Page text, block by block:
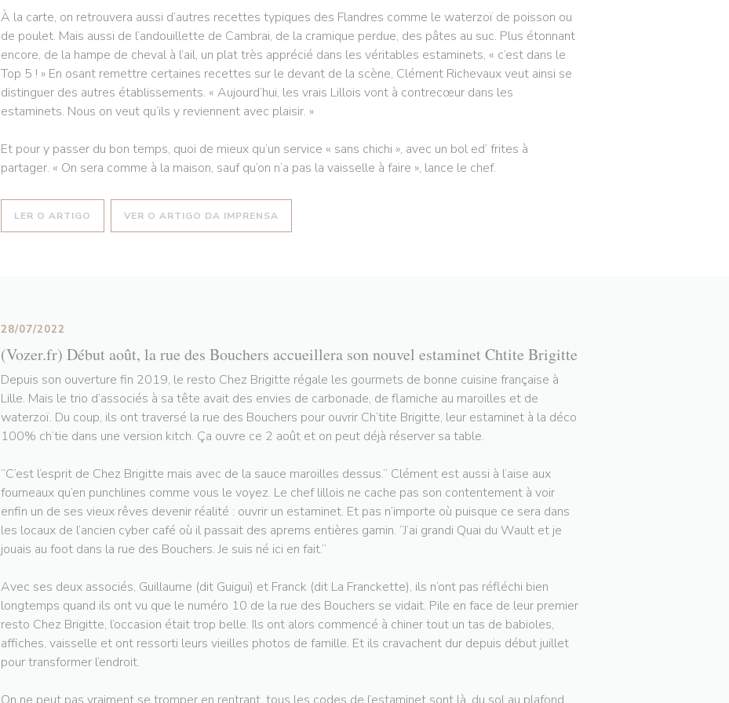
À la carte, on retrouvera aussi d’autres recettes typiques des Flandres comme le waterzoï de poisson ou
de poulet. Mais aussi de l’andouillette de Cambrai, de la cramique perdue, des pâtes au suc. Plus étonnant
encore, de la hampe de cheval à l’ail, un plat très apprécié dans les véritables estaminets, « c’est dans le
Top 5 ! » En osant remettre certaines recettes sur le devant de la scène, Clément Richevaux veut ainsi se
distinguer des autres établissements. « Aujourd’hui, les vrais Lillois vont à contrecœur dans les
estaminets. Nous on veut qu’ils y reviennent avec plaisir. »
Et pour y passer du bon temps, quoi de mieux qu’un service « sans chichi », avec un bol ed’ frites à
partager. « On sera comme à la maison, sauf qu’on n’a pas la vaisselle à faire », lance le chef.
LER O ARTIGO ((ABRE NUMA NOVA JANELA))
VER O ARTIGO DA IMPRENSA
(Vozer.fr) Début août, la rue des Bouchers accueillera son nouvel estaminet Chtite Brigitte
28/07/2022
Depuis son ouverture fin 2019, le resto Chez Brigitte régale les gourmets de bonne cuisine française à
Lille. Mais le trio d’associés à sa tête avait des envies de carbonade, de flamiche au maroilles et de
waterzoï. Du coup, ils ont traversé la rue des Bouchers pour ouvrir Ch’tite Brigitte, leur estaminet à la déco
100% ch’tie dans une version kitch. Ça ouvre ce 2 août et on peut déjà réserver sa table.
“C’est l’esprit de Chez Brigitte mais avec de la sauce maroilles dessus.” Clément est aussi à l’aise aux
fourneaux qu’en punchlines comme vous le voyez. Le chef lillois ne cache pas son contentement à voir
enfin un de ses vieux rêves devenir réalité : ouvrir un estaminet. Et pas n’importe où puisque ce sera dans
les locaux de l’ancien cyber café où il passait des aprems entières gamin. “J’ai grandi Quai du Wault et je
jouais au foot dans la rue des Bouchers. Je suis né ici en fait.”
Avec ses deux associés, Guillaume (dit Guigui) et Franck (dit La Franckette), ils n’ont pas réfléchi bien
longtemps quand ils ont vu que le numéro 10 de la rue des Bouchers se vidait. Pile en face de leur premier
resto Chez Brigitte, l’occasion était trop belle. Ils ont alors commencé à chiner tout un tas de babioles,
affiches, vaisselle et ont ressorti leurs vieilles photos de famille. Et ils cravachent dur depuis début juillet
pour transformer l’endroit.